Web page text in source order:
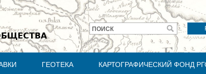
Jump to navigation
Форма
поиска
ПОИСК
ГЕОТЕКА КАРТОГРАФИЧЕСКИЙ ФОНД